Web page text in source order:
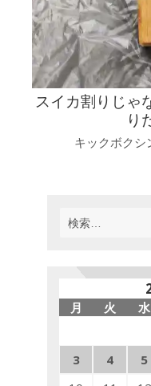
スイカ割りじゃ
り
キックボクシ
検
索:
月 火 水
3
4 5